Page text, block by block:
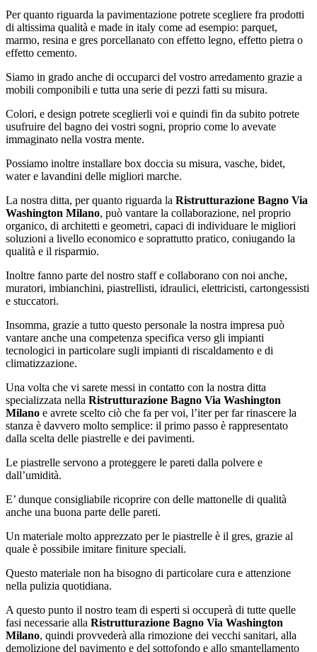
Per quanto riguarda la pavimentazione potrete scegliere fra prodotti
di altissima qualità e made in italy come ad esempio: parquet,
marmo, resina e gres porcellanato con effetto legno, effetto pietra o
effetto cemento.
Siamo in grado anche di occuparci del vostro arredamento grazie a
mobili componibili e tutta una serie di pezzi fatti su misura.
Colori, e design potrete sceglierli voi e quindi fin da subito potrete
usufruire del bagno dei vostri sogni, proprio come lo avevate
immaginato nella vostra mente.
Possiamo inoltre installare box doccia su misura, vasche, bidet,
water e lavandini delle migliori marche.
La nostra ditta, per quanto riguarda la Ristrutturazione Bagno Via
Washington Milano, può vantare la collaborazione, nel proprio
organico, di architetti e geometri, capaci di individuare le migliori
soluzioni a livello economico e soprattutto pratico, coniugando la
qualità e il risparmio.
Inoltre fanno parte del nostro staff e collaborano con noi anche,
muratori, imbianchini, piastrellisti, idraulici, elettricisti, cartongessisti
e stuccatori.
Insomma, grazie a tutto questo personale la nostra impresa può
vantare anche una competenza specifica verso gli impianti
tecnologici in particolare sugli impianti di riscaldamento e di
climatizzazione.
Una volta che vi sarete messi in contatto con la nostra ditta
specializzata nella Ristrutturazione Bagno Via Washington
Milano e avrete scelto ciò che fa per voi, l’iter per far rinascere la
stanza è davvero molto semplice: il primo passo è rappresentato
dalla scelta delle piastrelle e dei pavimenti.
Le piastrelle servono a proteggere le pareti dalla polvere e
dall’umidità.
E’ dunque consigliabile ricoprire con delle mattonelle di qualità
anche una buona parte delle pareti.
Un materiale molto apprezzato per le piastrelle è il gres, grazie al
quale è possibile imitare finiture speciali.
Questo materiale non ha bisogno di particolare cura e attenzione
nella pulizia quotidiana.
A questo punto il nostro team di esperti si occuperà di tutte quelle
fasi necessarie alla Ristrutturazione Bagno Via Washington
Milano, quindi provvederà alla rimozione dei vecchi sanitari, alla
demolizione del pavimento e del sottofondo e allo smantellamento